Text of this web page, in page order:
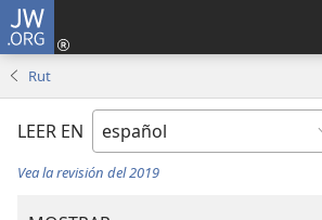
JW.ORG
Rut
LEER EN
Vea la revisión del 2019